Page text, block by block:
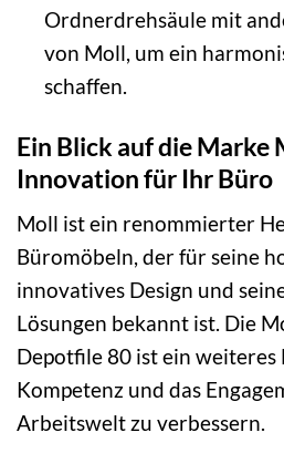
Ordnerdrehsäule mit
von Moll, um ein
schaffen.
Ein Blick auf die Marke
Innovation für Ihr Büro
Moll ist ein renommierter
Büromöbeln, der für seine
innovatives Design und
Lösungen bekannt ist. Die
Depotfile 80 ist ein weiteres
Kompetenz und das
Arbeitswelt zu verbessern.